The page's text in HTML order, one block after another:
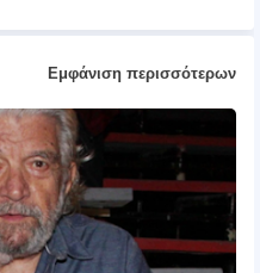
Εμφάνιση περισσότερων